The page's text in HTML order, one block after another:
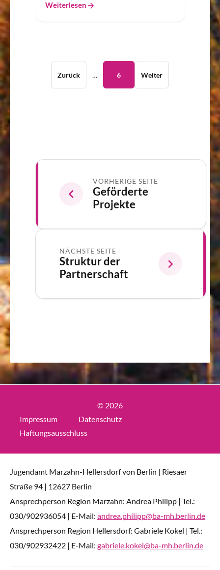
Weiterlesen
Zurück … 6 Weiter
VORHERIGE SEITE
Geförderte
Projekte
NÄCHSTE SEITE
Struktur der
Partnerschaft
© 2026
Impressum
Datenschutz
Haftungsausschluss
Jugendamt Marzahn-Hellersdorf von Berlin | Riesaer
Straße 94 | 12627 Berlin
Ansprechperson Region Marzahn: Andrea Philipp | Tel.:
030/902936054 | E-Mail: andrea.philipp@ba-mh.berlin.de
Ansprechperson Region Hellersdorf: Gabriele Kokel | Tel.:
030/902932422 | E-Mail: gabriele.kokel@ba-mh.berlin.de